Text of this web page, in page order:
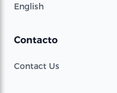
English
Contacto
Contact Us